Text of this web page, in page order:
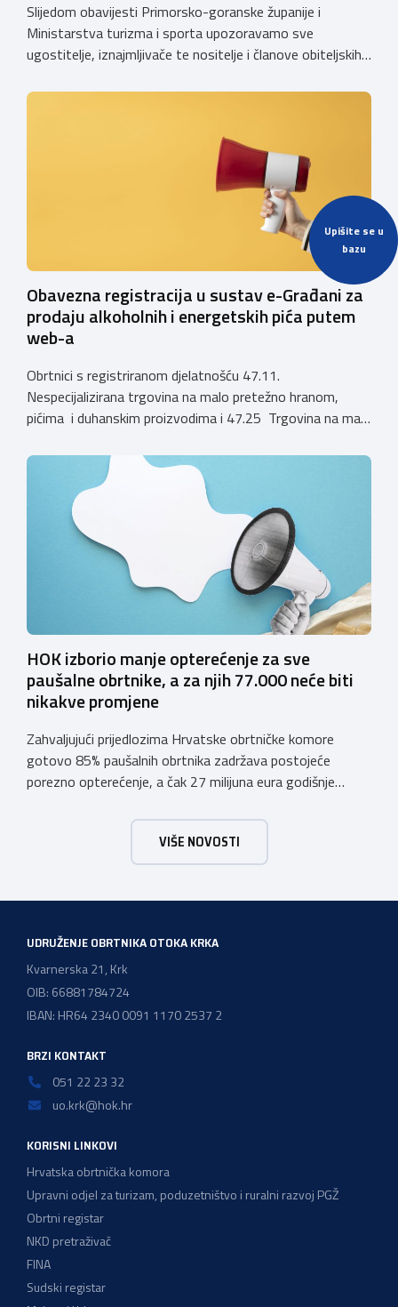
Upišite se u
bazu
Slijedom obavijesti Primorsko-goranske županije i
Ministarstva turizma i sporta upozoravamo sve
ugostitelje, iznajmljivače te nositelje i članove obiteljskih
privremenih rješenja izdanih sukladno Zakonu o
1. siječnja 2025. godine više ne mogu podnositi novi
zahtjevi za izdavanje privremenih rješenja, dok već izdana
Obavezna registracija u sustav e-Građani za
prodaju alkoholnih i energetskih pića putem
web-a
Obrtnici s registriranom djelatnošću 47.11.
Nespecijalizirana trgovina na malo pretežno hranom,
pićima i duhanskim proizvodima i 47.25 Trgovina na malo
koja sadrže alkohol i energetska pića dužni su uskladiti
svoje poslovne procese i osigurati tehničko rješenje za
vjerodostojnu provjeru punoljetnosti kupca putem
sustava e-Građani ili putem mobilne […]
HOK izborio manje opterećenje za sve
paušalne obrtnike, a za njih 77.000 neće biti
nikakve promjene
Zahvaljujući prijedlozima Hrvatske obrtničke komore
gotovo 85% paušalnih obrtnika zadržava postojeće
porezno opterećenje, a čak 27 milijuna eura godišnje
komora pozdravlja odluku Vlade Republike Hrvatske da u
konačnom prijedlogu poreznih izmjena prihvati ključne
prijedloge HOK-a iznesene tijekom intenzivnog dijaloga s
VIŠE NOVOSTI
UDRUŽENJE OBRTNIKA OTOKA KRKA
Kvarnerska 21, Krk
OIB: 66881784724
IBAN: HR64 2340 0091 1170 2537 2
BRZI KONTAKT
051 22 23 32
uo.krk@hok.hr
KORISNI LINKOVI
Hrvatska obrtnička komora
Upravni odjel za turizam, poduzetništvo i ruralni razvoj PGŽ
Obrtni registar
NKD pretraživač
FINA
Sudski registar